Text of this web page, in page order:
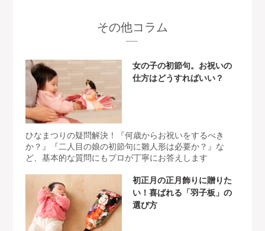
その他コラム
女の子の初節句。お祝いの
仕方はどうすればいい？
ひなまつりの疑問解決！『何歳からお祝いをするべき
か？』『二人目の娘の初節句に雛人形は必要か？』な
ど、基本的な質問にもプロが丁寧にお答えします
初正月の正月飾りに贈りた
い！喜ばれる「羽子板」の
選び方